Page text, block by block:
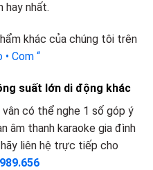
hay nhất.
khác của chúng tôi trên
Com “
suất lớn di động khác
vân có thể nghe 1 số góp ý
âm thanh karaoke gia đình
liên hệ trực tiếp cho